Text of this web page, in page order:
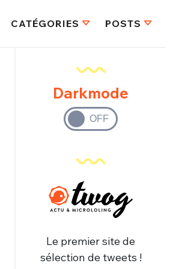
CATÉGORIES POSTS
Darkmode
Le premier site de
sélection de tweets !